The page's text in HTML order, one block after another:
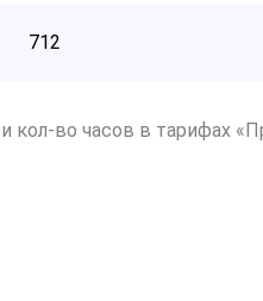
712
кол-во часов в тарифах